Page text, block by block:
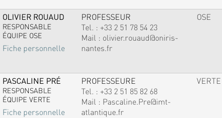
OLIVIER ROUAUD
RESPONSABLE
ÉQUIPE OSE
Fiche personnelle
PROFESSEUR
Tel. : +33 2 51 78 54 23
Mail : olivier.rouaud@oniris-
nantes.fr
OSE
PASCALINE PRÉ
RESPONSABLE
ÉQUIPE VERTE
Fiche personnelle
PROFESSEURE
Tel. : +33 2 51 85 82 68
Mail : Pascaline.Pre@imt-
atlantique.fr
VERTE